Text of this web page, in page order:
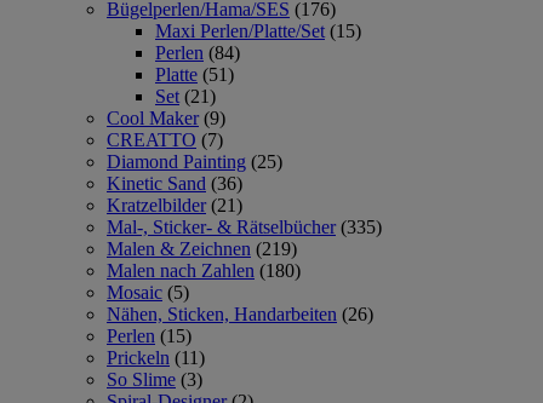
Bügelperlen/Hama/SES (176)
Maxi Perlen/Platte/Set (15)
Perlen (84)
Platte (51)
Set (21)
Cool Maker (9)
CREATTO (7)
Diamond Painting (25)
Kinetic Sand (36)
Kratzelbilder (21)
Mal-, Sticker- & Rätselbücher (335)
Malen & Zeichnen (219)
Malen nach Zahlen (180)
Mosaic (5)
Nähen, Sticken, Handarbeiten (26)
Perlen (15)
Prickeln (11)
So Slime (3)